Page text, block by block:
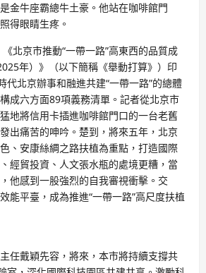
金牛座霸總牛土豪。他站在咖啡館門
得眼睛生疼。
京市推動“一帶一路”高東西的品質成
年）》（以下簡稱《舉動打算》）印
代北京辦事和融進共建“一帶一路”的總體
成六方面89項義務清單。記者從北京市
地將信用卡插進咖啡館門口的一台老舊
出痛苦的呻吟。楚到，將來五年，北京
、安康絲綢之路扶植為重點，打造國際
經貿投資、人文張水瓶的處境更糟，當
他感到一股強烈的自我審視衝擊。交
能平臺，成為推進“一帶一路”高尺度扶植
戴穎先容，將來，本市將持續支撐共